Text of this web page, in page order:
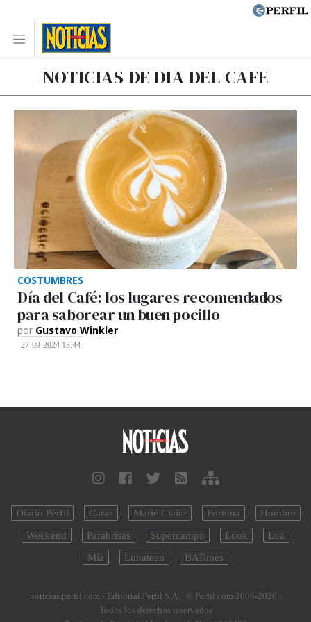
NOTICIAS DE DIA DEL CAFE
COSTUMBRES
Día del Café: los lugares recomendados
para saborear un buen pocillo
por Gustavo Winkler
27-09-2024 13:44
Diario Perfil Caras Marie Claire Fortuna
Hombre
Weekend
Parabrisas Supercampo Look
Luz
Mía
Lunateen BATimes
noticias.perfil.com - Editorial Perfil S.A. | © Perfil.com 2006-2026 -
Todos los derechos reservados